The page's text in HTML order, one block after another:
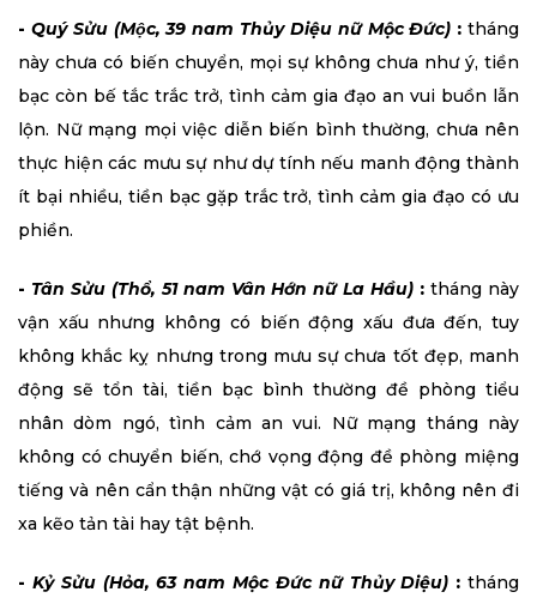
- Quý Sửu (Mộc, 39 nam Thủy Diệu nữ Mộc Đức) : tháng
này chưa có biến chuyển, mọi sự không chưa như ý, tiền
bạc còn bế tắc trắc trở, tình cảm gia đạo an vui buồn lẫn
lộn. Nữ mạng mọi việc diễn biến bình thường, chưa nên
thực hiện các mưu sự như dự tính nếu manh động thành
ít bại nhiều, tiền bạc gặp trắc trở, tình cảm gia đạo có ưu
phiền.
- Tân Sửu (Thổ, 51 nam Vân Hớn nữ La Hầu) : tháng này
vận xấu nhưng không có biến động xấu đưa đến, tuy
không khắc kỵ nhưng trong mưu sự chưa tốt đẹp, manh
động sẽ tổn tài, tiền bạc bình thường đề phòng tiểu
nhân dòm ngó, tình cảm an vui. Nữ mạng tháng này
không có chuyển biến, chớ vọng động đề phòng miệng
tiếng và nên cẩn thận những vật có giá trị, không nên đi
xa kẽo tản tài hay tật bệnh.
- Kỷ Sửu (Hỏa, 63 nam Mộc Đức nữ Thủy Diệu) : tháng